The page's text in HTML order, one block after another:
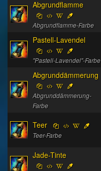
Abgrundflamme
Abgrundflamme-Farbe
Pastell-Lavendel
"Pastell-Lavendel"-Farbe
Abgrunddämmerung
Abgrunddämmerung-
Farbe
Teer
Teer-Farbe
Jade-Tinte